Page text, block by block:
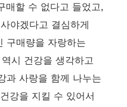
매할 수 없다고 들었고,
야겠다고 결심하게
구매량을 자랑하는
시 건강을 생각하고
과 사랑을 함께 나누는
강을 지킬 수 있어서